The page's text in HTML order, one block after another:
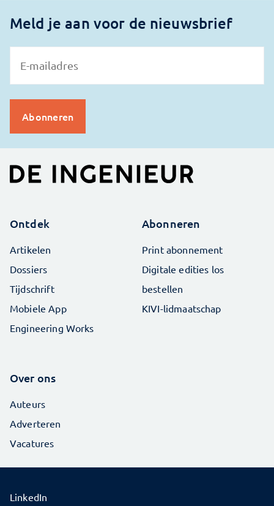
Meld je aan voor de nieuwsbrief
Ontdek
Artikelen
Dossiers
Tijdschrift
Mobiele App
Engineering Works
Abonneren
Print abonnement
Digitale edities los
bestellen
KIVI-lidmaatschap
Over ons
Auteurs
Adverteren
Vacatures
LinkedIn